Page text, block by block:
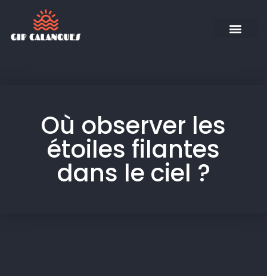
Où observer les
étoiles filantes
dans le ciel ?